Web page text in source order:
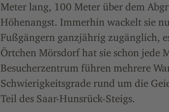
Meter lang, 100 Meter über dem
Höhenangst. Immerhin wackelt sie
Fußgängern ganzjährig zugänglich,
Örtchen Mörsdorf hat sie schon jede
Besucherzentrum führen mehrere
Schwierigkeitsgrade rund um die
Teil des Saar-Hunsrück-Steigs.